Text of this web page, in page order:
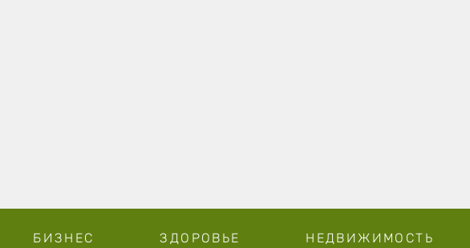
БИЗНЕС ЗДОРОВЬЕ НЕДВИЖИМОСТЬ